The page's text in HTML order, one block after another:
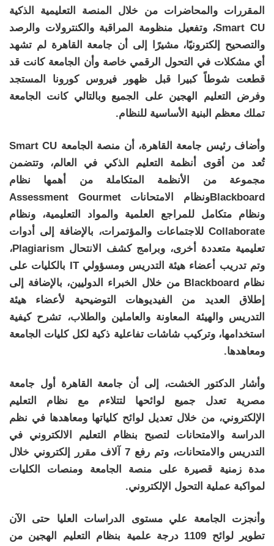
المقررات والمحاضرات من خلال المنصة التعليمية الذكية
Smart CU، وتفعيل منظومة المراقبة والكنترولات والرصد
والتصحيح إلكترونيًا، مشيرًا إلى أن جامعة القاهرة لم تشهد
أي مشكلات في التحول الرقمي خاصة وأن الجامعة كانت قد
قطعت شوطاً كبيرا قبل ظهور فيروس كورونا المستجد
وفرض التعليم الهجين على الجميع وبالتالي كانت الجامعة
تملك معظم البنية الأساسية للنظام.
وأضاف رئيس جامعة القاهرة، أن منصة الجامعة Smart CU
تُعد من أقوى أنظمة التعليم الذكي في العالم، وتتضمن
مجموعة من الأنظمة المتكاملة من أهمها نظام
Blackboardونظام الامتحانات Assessment Gourmet
ونظام متكامل للمراجع العلمية والمواد التعليمية، ونظام
Collaborate للاجتماعات والمؤتمرات، بالإضافة إلى أدوات
تعليمية متعددة أخرى، وبرامج كشف الانتحال Plagiarism،
وتم تدريب أعضاء هيئة التدريس ومسؤولي IT بالكليات على
نظام Blackboard من خلال الخبراء الدوليين، بالإضافة إلى
إطلاق العديد من الفيديوهات التوضيحية لأعضاء هيئة
التدريس والهيئة المعاونة والعاملين والطلاب، تشرح كيفية
استخدامها، وتركيب شاشات تفاعلية ذكية لكل كليات الجامعة
ومعاهدها.
وأشار الدكتور الخشت، إلى أن جامعة القاهرة أول جامعة
مصرية تعدل جميع لوائحها لتتلاءم مع نظام التعليم
الإلكتروني، من خلال تعديل لوائح كلياتها ومعاهدها في نظم
الدراسة والامتحانات لتصبح بنظام التعليم الالكتروني في
التدريس والامتحانات، وتم رفع 7 آلاف مقرر إلكتروني خلال
مدة زمنية قصيرة على منصة الجامعة ومنصات الكليات
لمواكبة عملية التحول الإلكتروني.
وأنجزت الجامعة علي مستوى الدراسات العليا حتى الآن
تطوير لوائح 1109 درجة علمية بنظام التعليم الهجين من